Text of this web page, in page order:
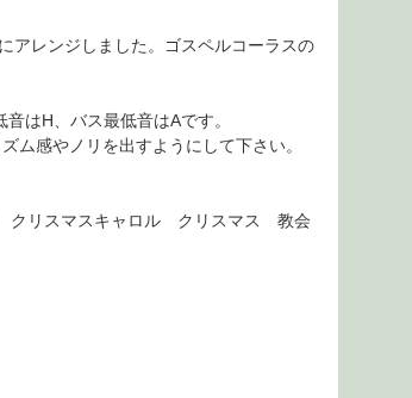
アレンジしました。ゴスペルコーラスの
はH、バス最低音はAです。
ム感やノリを出すようにして下さい。
リスマスキャロル クリスマス 教会